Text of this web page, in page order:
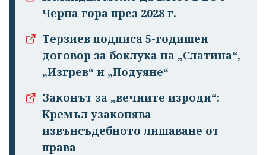
Черна гора през 2028 г.
Терзиев подписа 5-годишен
договор за боклука на „Слатина“,
„Изгрев“ и „Подуяне“
Законът за „вечните изроди“:
Кремъл узаконява
извънсъдебното лишаване от
права